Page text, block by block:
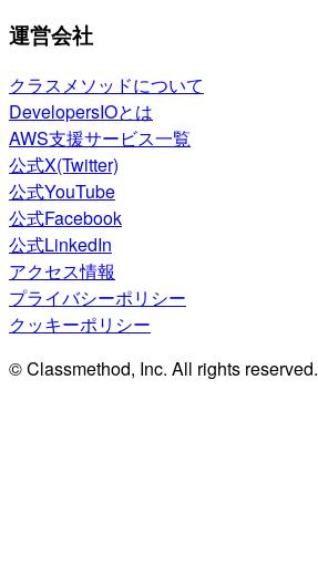
運営会社
クラスメソッドについて
DevelopersIOとは
AWS支援サービス一覧
公式X(Twitter)
公式YouTube
公式Facebook
公式LinkedIn
アクセス情報
プライバシーポリシー
クッキーポリシー
© Classmethod, Inc. All rights reserved.